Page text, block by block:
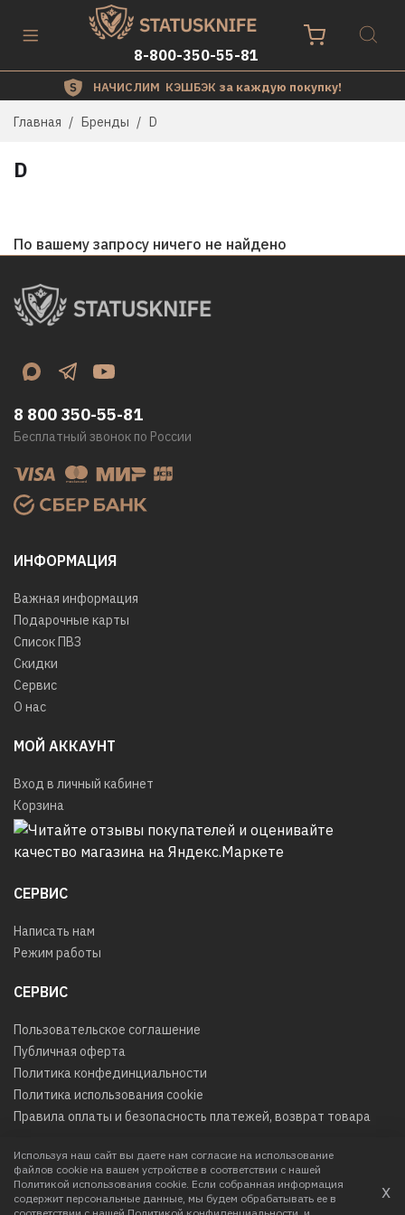
8-800-350-55-81
НАЧИСЛИМ КЭШБЭК за каждую покупку!
Главная Бренды D
D
По вашему запросу ничего не найдено
ИНФОРМАЦИЯ
Важная информация
Подарочные карты
Список ПВЗ
Скидки
Сервис
О нас
МОЙ АККАУНТ
Вход в личный кабинет
Корзина
СЕРВИС
Написать нам
Режим работы
СЕРВИС
Пользовательское соглашение
Публичная оферта
Политика конфединциальности
Политика использования cookie
Правила оплаты и безопасность платежей, возврат товара
8 800 350-55-81
Бесплатный звонок по России
© 2026Любое использование контента без письменного
разрешения запрещено
Используя наш сайт вы даете нам согласие на использование
файлов cookie на вашем устройстве в соответствии с нашей
Политикой использования cookie. Если собранная информация
содержит персональные данные, мы будем обрабатывать ее в
х